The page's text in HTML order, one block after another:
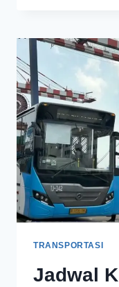
TRANSPORTASI
Jadwal